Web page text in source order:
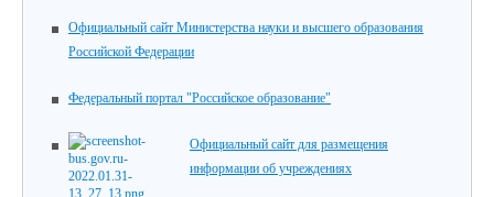
Официальный сайт Министерства науки и высшего образования
Российской Федерации
Федеральный портал "Российское образование"
Официальный сайт для размещения
информации об учреждениях